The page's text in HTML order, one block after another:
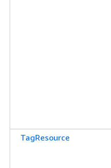
TagResource